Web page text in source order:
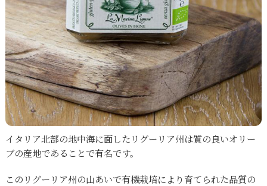
イタリア北部の地中海に面したリグーリア州は質の良いオリー
ブの産地であることで有名です。
このリグーリア州の山あいで有機栽培により育てられた品質の